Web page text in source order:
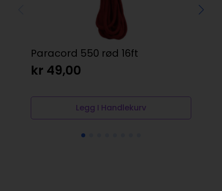
Paracord 550 rød 16ft
kr 49,00
Legg I Handlekurv